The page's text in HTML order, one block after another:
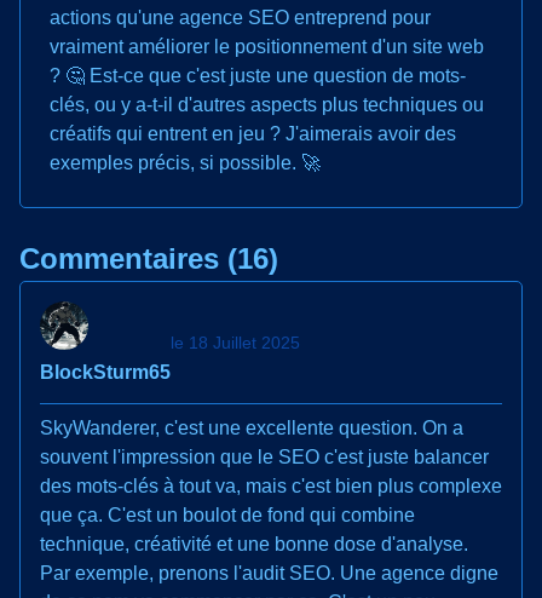
actions qu'une agence SEO entreprend pour
vraiment améliorer le positionnement d'un site web
? 🤔 Est-ce que c'est juste une question de mots-
clés, ou y a-t-il d'autres aspects plus techniques ou
créatifs qui entrent en jeu ? J'aimerais avoir des
exemples précis, si possible. 🚀
Commentaires (16)
BlockSturm65
le 18 Juillet 2025
SkyWanderer, c'est une excellente question. On a
souvent l'impression que le SEO c'est juste balancer
des mots-clés à tout va, mais c'est bien plus complexe
que ça. C'est un boulot de fond qui combine
technique, créativité et une bonne dose d'analyse.
Par exemple, prenons l'audit SEO. Une agence digne